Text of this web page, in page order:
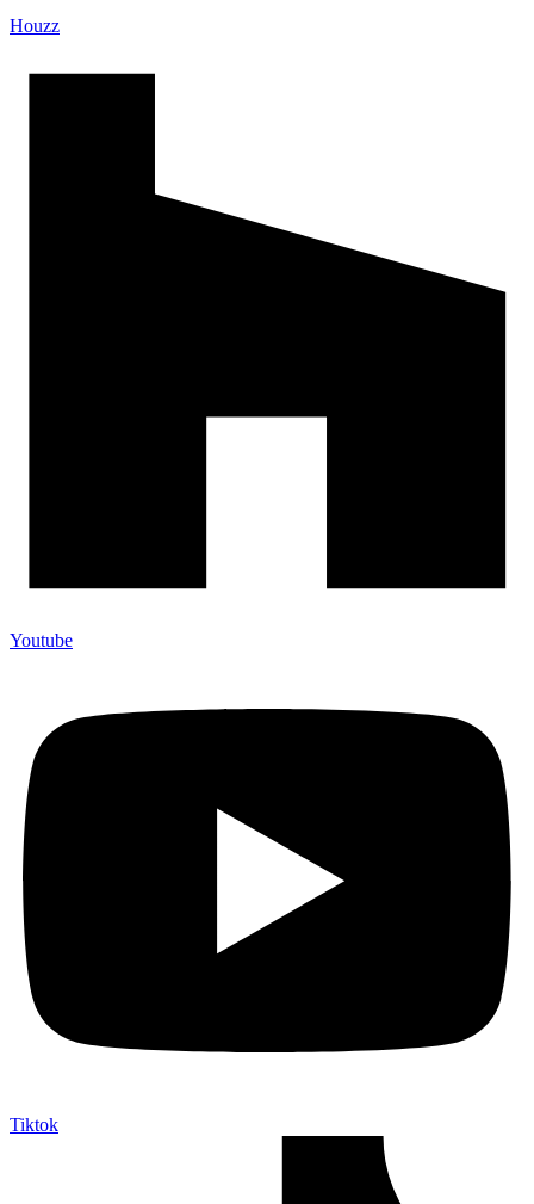
Houzz
Youtube
Tiktok